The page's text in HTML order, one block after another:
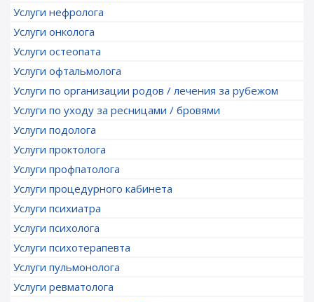
Услуги нефролога
Услуги онколога
Услуги остеопата
Услуги офтальмолога
Услуги по организации родов / лечения за рубежом
Услуги по уходу за ресницами / бровями
Услуги подолога
Услуги проктолога
Услуги профпатолога
Услуги процедурного кабинета
Услуги психиатра
Услуги психолога
Услуги психотерапевта
Услуги пульмонолога
Услуги ревматолога